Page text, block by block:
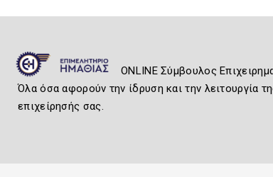
ONLINE Σύμβουλος
Όλα όσα αφορούν την ίδρυση και την λειτουργία
επιχείρησής σας.